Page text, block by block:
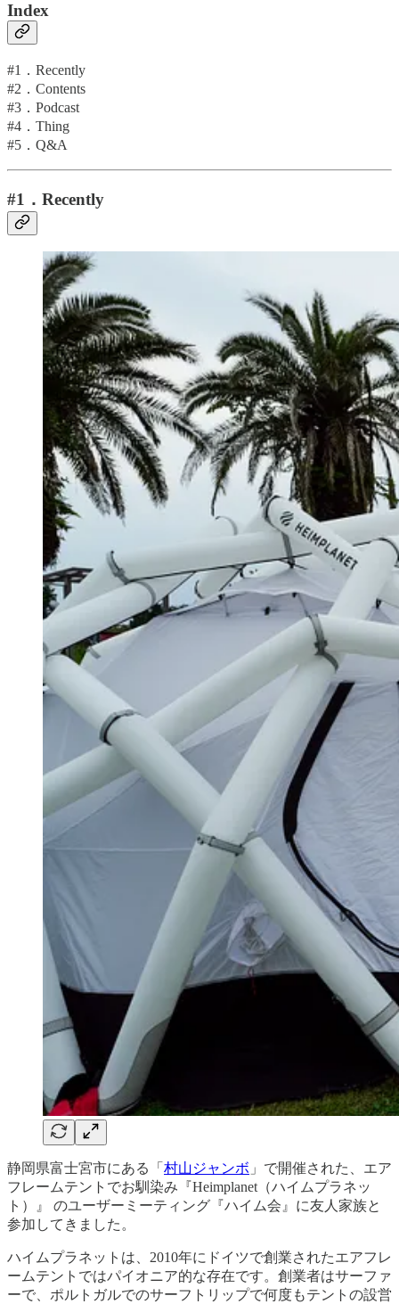
Index
#1．Recently
#2．Contents
#3．Podcast
#4．Thing
#5．Q&A
#1．Recently
静岡県富士宮市にある「 村山ジャンボ 」で開催された、エア
フレームテントでお馴染み『Heimplanet（ハイムプラネッ
ト）』 のユーザーミーティング『ハイム会』に友人家族と
参加してきました。
ハイムプラネットは、2010年にドイツで創業されたエアフレ
ームテントではパイオニア的な存在です。創業者はサーファ
ーで、ポルトガルでのサーフトリップで何度もテントの設営